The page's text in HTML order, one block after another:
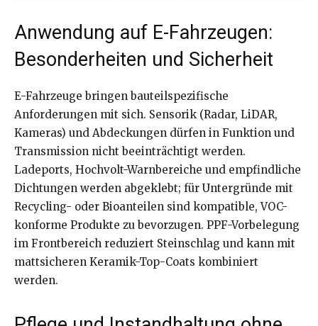
Anwendung auf E-Fahrzeugen:
Besonderheiten und Sicherheit
E-Fahrzeuge bringen bauteilspezifische
Anforderungen mit sich. Sensorik (Radar, LiDAR,
Kameras) und Abdeckungen dürfen in Funktion und
Transmission nicht beeinträchtigt werden.
Ladeports, Hochvolt-Warnbereiche und empfindliche
Dichtungen werden abgeklebt; für Untergründe mit
Recycling- oder Bioanteilen sind kompatible, VOC-
konforme Produkte zu bevorzugen. PPF-Vorbelegung
im Frontbereich reduziert Steinschlag und kann mit
mattsicheren Keramik-Top-Coats kombiniert
werden.